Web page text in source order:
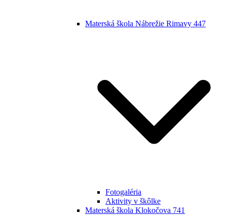
Materská škola Nábrežie Rimavy 447
Fotogaléria
Aktivity v škôlke
Materská škola Klokočova 741